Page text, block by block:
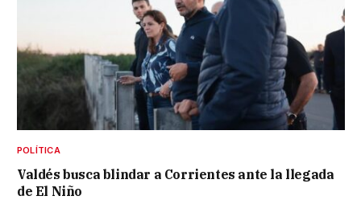
POLÍTICA
Valdés busca blindar a Corrientes ante la llegada
de El Niño